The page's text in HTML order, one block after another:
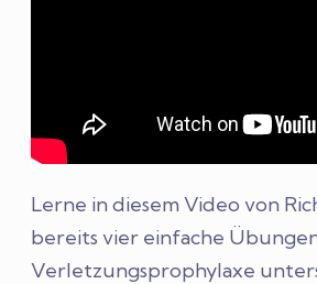
Lerne in diesem Video von
bereits vier einfache
Verletzungsprophylaxe